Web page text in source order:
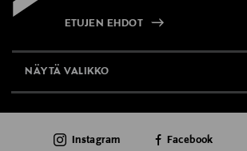
ETUJEN EHDOT
NÄYTÄ VALIKKO
AJANKOHTAISTA
Instagram Facebook